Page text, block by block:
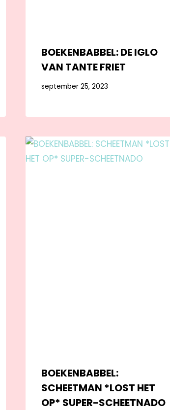
BOEKENBABBEL: DE IGLO
VAN TANTE FRIET
september 25, 2023
BOEKENBABBEL:
SCHEETMAN *LOST HET
OP* SUPER-SCHEETNADO